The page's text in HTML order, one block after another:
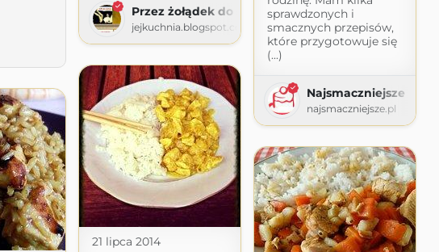
Przez żołądek do serca
jejkuchnia.blogspot.com
sprawdzonych i
smacznych przepisów,
które przygotowuje się
(...)
Najsmaczniejsze
najsmaczniejsze.pl
21 lipca 2014